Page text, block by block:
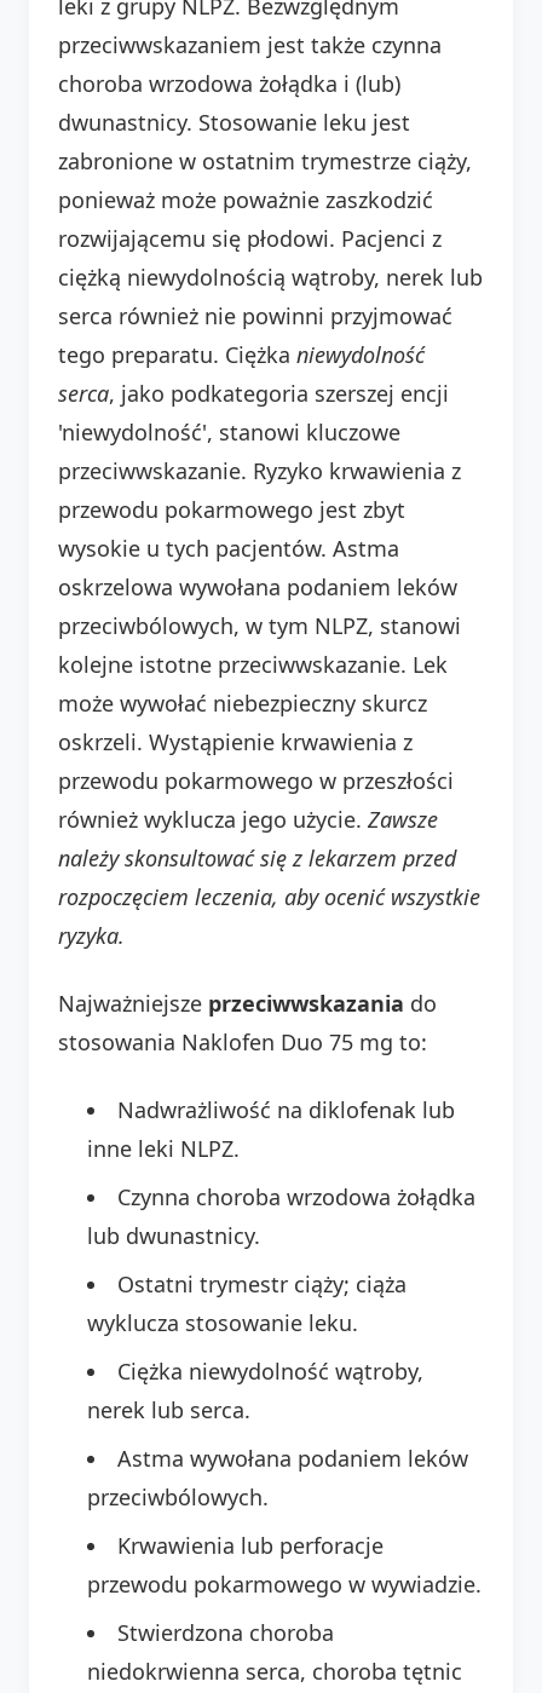
przeciwwskazaniem jest także czynna
choroba wrzodowa żołądka i (lub)
dwunastnicy. Stosowanie leku jest
zabronione w ostatnim trymestrze ciąży,
ponieważ może poważnie zaszkodzić
rozwijającemu się płodowi. Pacjenci z
ciężką niewydolnością wątroby, nerek lub
serca również nie powinni przyjmować
tego preparatu. Ciężka niewydolność
serca, jako podkategoria szerszej encji
'niewydolność', stanowi kluczowe
przeciwwskazanie. Ryzyko krwawienia z
przewodu pokarmowego jest zbyt
wysokie u tych pacjentów. Astma
oskrzelowa wywołana podaniem leków
przeciwbólowych, w tym NLPZ, stanowi
kolejne istotne przeciwwskazanie. Lek
może wywołać niebezpieczny skurcz
oskrzeli. Wystąpienie krwawienia z
przewodu pokarmowego w przeszłości
również wyklucza jego użycie. Zawsze
należy skonsultować się z lekarzem przed
rozpoczęciem leczenia, aby ocenić wszystkie
ryzyka.
Najważniejsze przeciwwskazania do
stosowania Naklofen Duo 75 mg to:
Nadwrażliwość na diklofenak lub
inne leki NLPZ.
Czynna choroba wrzodowa żołądka
lub dwunastnicy.
Ostatni trymestr ciąży; ciąża
wyklucza stosowanie leku.
Ciężka niewydolność wątroby,
nerek lub serca.
Astma wywołana podaniem leków
przeciwbólowych.
Krwawienia lub perforacje
przewodu pokarmowego w wywiadzie.
Stwierdzona choroba
niedokrwienna serca, choroba tętnic